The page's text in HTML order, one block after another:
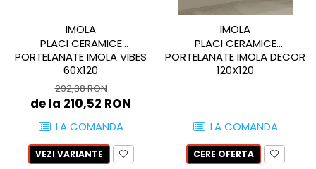
INSIGNIA
KAORU
KENZO
LAKEVIEW
LEGACY
IMOLA
PLACI CERAMICE
PORTELANATE IMOLA VIBES
60X120
292,38 RON
de la 210,52 RON
LA COMANDA
VEZI VARIANTE
IMOLA
PLACI CERAMICE
PORTELANATE IMOLA DECOR
120X120
LA COMANDA
CERE OFERTA